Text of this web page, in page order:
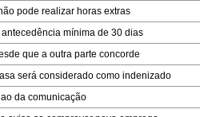
pode realizar horas extras
mínima de 30 dias
que a outra parte concorde
será considerado como indenizado
da comunicação